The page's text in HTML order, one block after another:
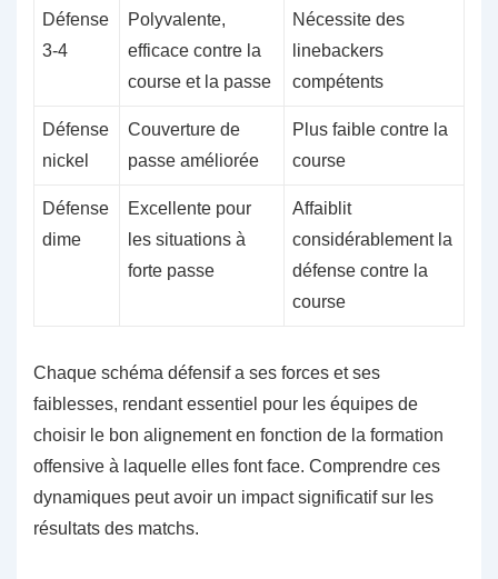
Défense
3-4
Polyvalente,
efficace contre la
course et la passe
Nécessite des
linebackers
compétents
Défense
nickel
Couverture de
passe améliorée
Plus faible contre la
course
Défense
dime
Excellente pour
les situations à
forte passe
Affaiblit
considérablement la
défense contre la
course
Chaque schéma défensif a ses forces et ses
faiblesses, rendant essentiel pour les équipes de
choisir le bon alignement en fonction de la formation
offensive à laquelle elles font face. Comprendre ces
dynamiques peut avoir un impact significatif sur les
résultats des matchs.